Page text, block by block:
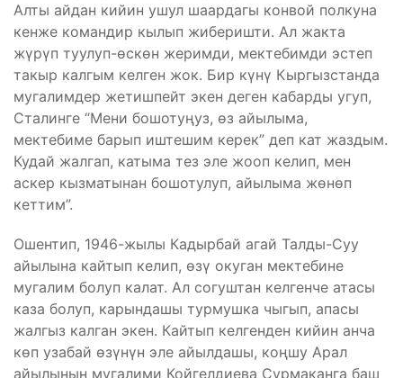
Алты айдан кийин ушул шаардагы конвой полкуна
кенже командир кылып жиберишти. Ал жакта
жүрүп туулуп-өскөн жеримди, мектебимди эстеп
такыр калгым келген жок. Бир күнү Кыргызстанда
мугалимдер жетишпейт экен деген кабарды угуп,
Сталинге “Мени бошотуңуз, өз айылыма,
мектебиме барып иштешим керек” деп кат жаздым.
Кудай жалгап, катыма тез эле жооп келип, мен
аскер кызматынан бошотулуп, айылыма жөнөп
кеттим”.
Ошентип, 1946-жылы Кадырбай агай Талды-Суу
айылына кайтып келип, өзү окуган мектебине
мугалим болуп калат. Ал согуштан келгенче атасы
каза болуп, карындашы турмушка чыгып, апасы
жалгыз калган экен. Кайтып келгенден кийин анча
көп узабай өзүнүн эле айылдашы, коңшу Арал
айылынын мугалими Койгелдиева Сурмаканга баш